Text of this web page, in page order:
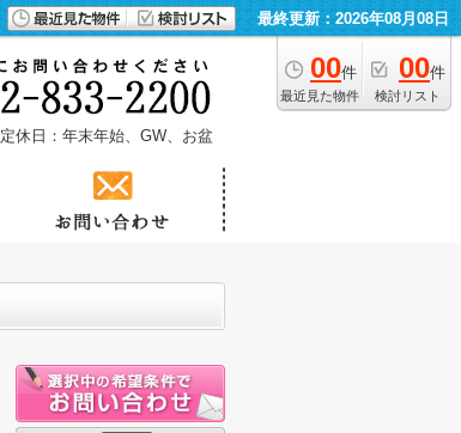
最終更新：2026年08月08日
00件
最近見た物件
00件
検討リスト
定休日：年末年始、GW、お盆